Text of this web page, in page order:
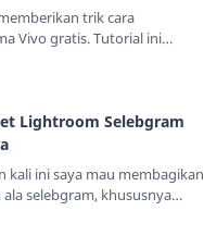
trik cara
Vivo gratis. Tutorial ini
uji coba gratis tapi
ini tidak
Lightroom Selebgram
kali ini saya mau membagikan
selebgram, khususnya
Tidak tahu cara
saja, sudah saya